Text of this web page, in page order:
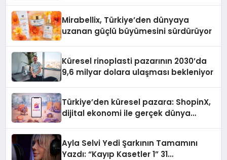
Mirabellix, Türkiye’den dünyaya
uzanan güçlü büyümesini sürdürüyor
Küresel rinoplasti pazarının 2030’da
9,6 milyar dolara ulaşması bekleniyor
Türkiye’den küresel pazara: ShopinX,
dijital ekonomi ile gerçek dünya
Ayla Selvi Yedi Şarkının Tamamını
Yazdı: “Kayıp Kasetler 1” 31